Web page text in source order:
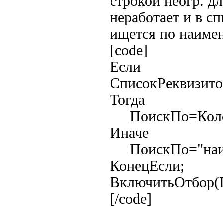
неработает и в
ищется по
[code]
Если
Тогда
Иначе
КонецЕсли;
[/code]